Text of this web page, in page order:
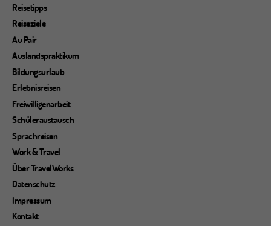
Reisetipps
Reiseziele
Au Pair
Auslandspraktikum
Bildungsurlaub
Erlebnisreisen
Freiwilligenarbeit
Schüleraustausch
Sprachreisen
Work & Travel
Über TravelWorks
Datenschutz
Impressum
Kontakt